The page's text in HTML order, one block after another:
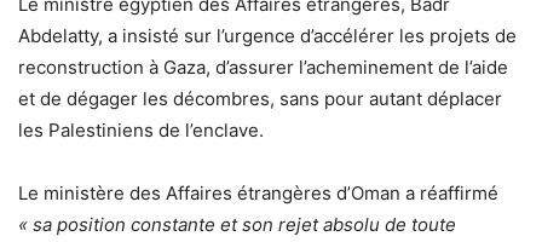
Abdelatty, a insisté sur l’urgence d’accélérer les projets de
reconstruction à Gaza, d’assurer l’acheminement de l’aide
et de dégager les décombres, sans pour autant déplacer
les Palestiniens de l’enclave.
Le ministère des Affaires étrangères d’Oman a réaffirmé
« sa position constante et son rejet absolu de toute